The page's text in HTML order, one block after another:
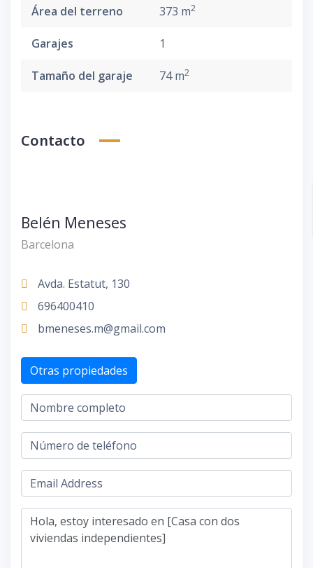
Área del terreno 373 m2
Garajes 1
Tamaño del garaje 74 m2
Contacto
Belén Meneses
Barcelona
Avda. Estatut, 130
696400410
bmeneses.m@gmail.com
Otras propiedades